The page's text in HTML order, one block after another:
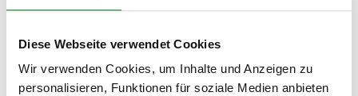
Diese Webseite verwendet Cookies
Wir verwenden Cookies, um Inhalte und Anzeigen zu
personalisieren, Funktionen für soziale Medien anbieten
Wir benötigen folgende Fahrzeugdaten:Schlüsselnummerzu 2
Passendes Fahrzeug nicht dabei?